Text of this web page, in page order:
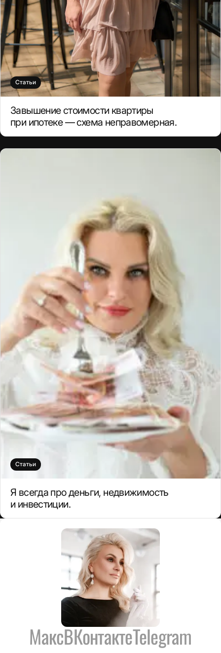
Статьи
Завышение стоимости квартиры
при ипотеке — схема неправомерная.
Статьи
Я всегда про деньги, недвижимость
и инвестиции.
МаксВКонтактеTelegram